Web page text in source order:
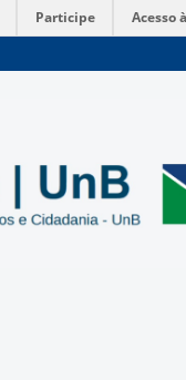
Participe Acesso